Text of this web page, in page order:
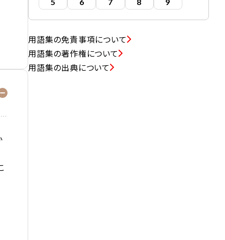
用語集の免責事項について
用語集の著作権について
用語集の出典について